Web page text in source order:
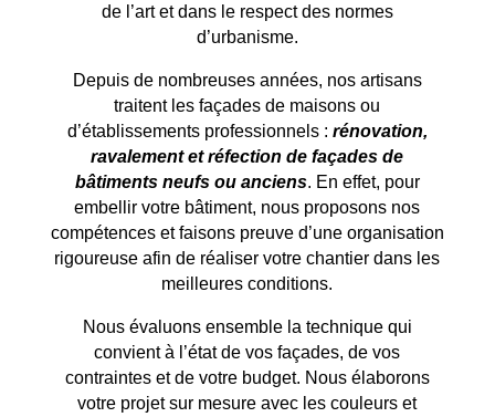
de l’art et dans le respect des normes
d’urbanisme.
Depuis de nombreuses années, nos artisans
traitent les façades de maisons ou
d’établissements professionnels : rénovation,
ravalement et réfection de façades de
bâtiments neufs ou anciens. En effet, pour
embellir votre bâtiment, nous proposons nos
compétences et faisons preuve d’une organisation
rigoureuse afin de réaliser votre chantier dans les
meilleures conditions.
Nous évaluons ensemble la technique qui
convient à l’état de vos façades, de vos
contraintes et de votre budget. Nous élaborons
votre projet sur mesure avec les couleurs et